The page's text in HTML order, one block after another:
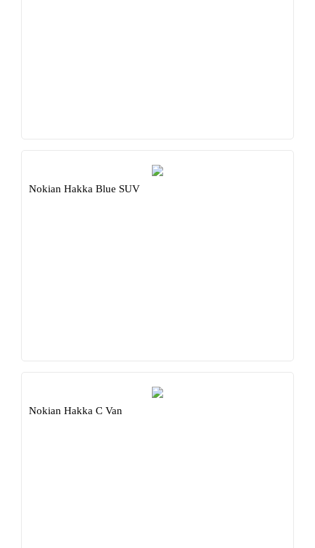
Nokian Hakka Blue SUV
Nokian Hakka C Van